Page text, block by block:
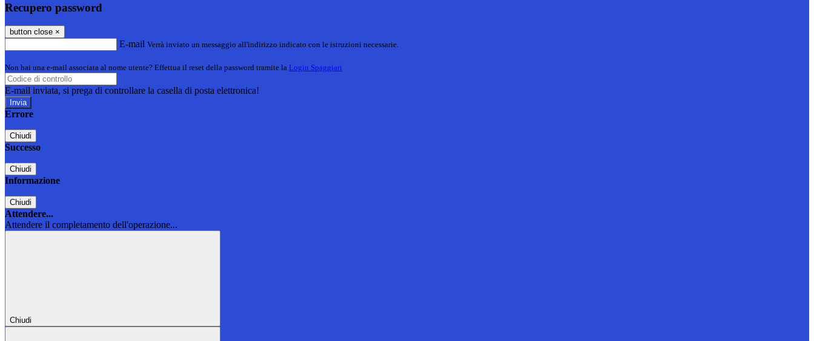
Recupero password
button close ×
E-mail Verrà inviato un messaggio all'indirizzo indicato con le istruzioni necessarie.
Non hai una e-mail associata al nome utente? Effettua il reset della password tramite la Login Spaggiari
E-mail inviata, si prega di controllare la casella di posta elettronica!
Errore
Chiudi
Successo
Chiudi
Informazione
Chiudi
Attendere...
Attendere il completamento dell'operazione...
Chiudi